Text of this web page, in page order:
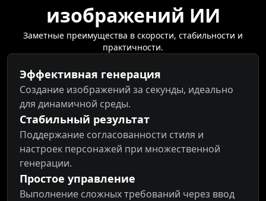
изображений ИИ
Заметные преимущества в скорости, стабильности и
практичности.
Эффективная генерация
Создание изображений за секунды, идеально
для динамичной среды.
Стабильный результат
Поддержание согласованности стиля и
настроек персонажей при множественной
генерации.
Простое управление
Выполнение сложных требований через ввод